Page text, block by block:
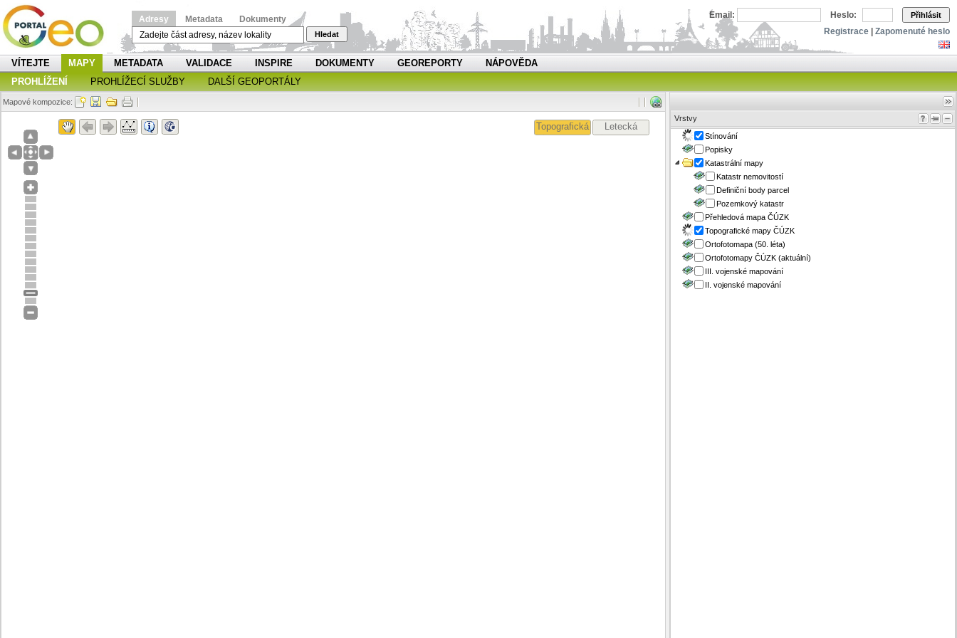
Adresy Metadata Dokumenty
Hledat
Email: Heslo: Přihlásit
Registrace Zapomenuté heslo
VÍTEJTE MAPY METADATA VALIDACE INSPIRE DOKUMENTY GEOREPORTY
NÁPOVĚDA
PROHLÍŽENÍ
PROHLÍŽECÍ SLUŽBY DALŠÍ GEOPORTÁLY
Mapové kompozice:
Topografická Letecká
Vrstvy
Stínování
Popisky
Katastrální mapy
Katastr nemovitostí
Definiční body parcel
Pozemkový katastr
Přehledová mapa ČÚZK
Topografické mapy ČÚZK
Ortofotomapa (50. léta)
Ortofotomapy ČÚZK (aktuální)
III. vojenské mapování
II. vojenské mapování